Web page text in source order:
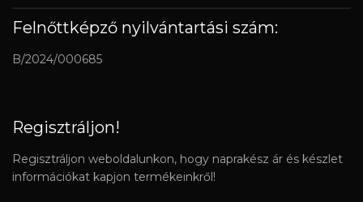
Felnőttképző nyilvántartási szám:
B/2024/000685
Regisztráljon!
Regisztráljon weboldalunkon, hogy naprakész ár és készlet
információkat kapjon termékeinkről!